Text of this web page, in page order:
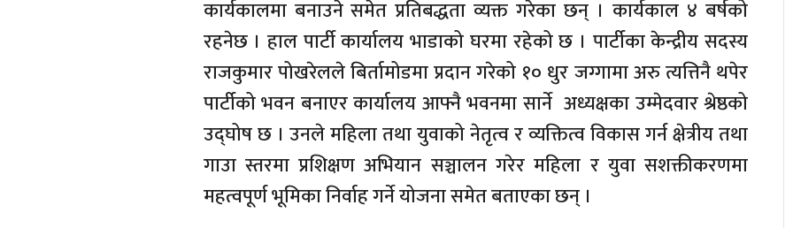
कार्यकालमा बनाउने समेत प्रतिबद्धता व्यक्त गरेका छन् । कार्यकाल ४ बर्षको
रहनेछ । हाल पार्टी कार्यालय भाडाको घरमा रहेको छ । पार्टीका केन्द्रीय सदस्य
राजकुमार पोखरेलले बिर्तामोडमा प्रदान गरेको १० धुर जग्गामा अरु त्यत्तिनै थपेर
पार्टीको भवन बनाएर कार्यालय आफ्नै भवनमा सार्ने अध्यक्षका उम्मेदवार श्रेष्ठको
उद्घोष छ । उनले महिला तथा युवाको नेतृत्व र व्यक्तित्व विकास गर्न क्षेत्रीय तथा
गाउा स्तरमा प्रशिक्षण अभियान सञ्चालन गरेर महिला र युवा सशक्तीकरणमा
महत्वपूर्ण भूमिका निर्वाह गर्ने योजना समेत बताएका छन् ।